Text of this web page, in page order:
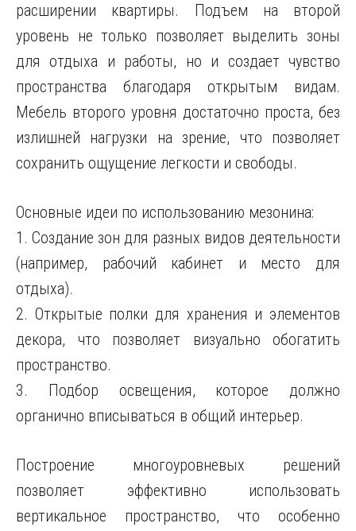
расширении квартиры. Подъем на второй
уровень не только позволяет выделить зоны
для отдыха и работы, но и создает чувство
пространства благодаря открытым видам.
Мебель второго уровня достаточно проста, без
излишней нагрузки на зрение, что позволяет
сохранить ощущение легкости и свободы.
Основные идеи по использованию мезонина:
1. Создание зон для разных видов деятельности
(например, рабочий кабинет и место для
отдыха).
2. Открытые полки для хранения и элементов
декора, что позволяет визуально обогатить
пространство.
3. Подбор освещения, которое должно
органично вписываться в общий интерьер.
Построение многоуровневых решений
позволяет эффективно использовать
вертикальное пространство, что особенно